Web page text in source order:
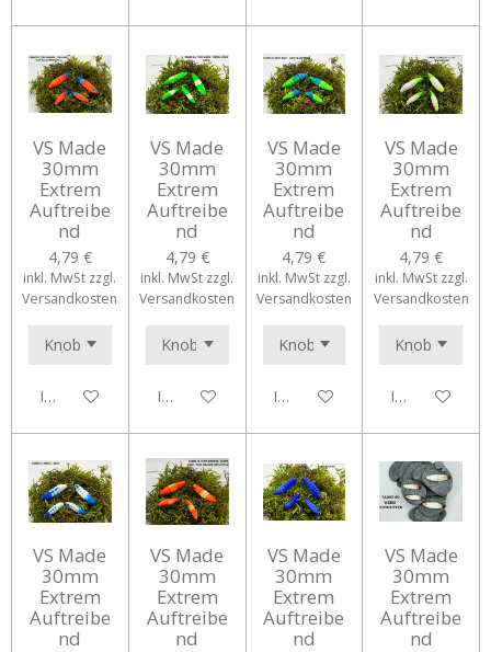
VS Made
30mm
Extrem
Auftreibe
nd
4,79 €
inkl. MwSt zzgl.
Versandkosten
In den Warenkorb
VS Made
30mm
Extrem
Auftreibe
nd
4,79 €
inkl. MwSt zzgl.
Versandkosten
In den Warenkorb
VS Made
30mm
Extrem
Auftreibe
nd
4,79 €
inkl. MwSt zzgl.
Versandkosten
In den Warenkorb
VS Made
30mm
Extrem
Auftreibe
nd
4,79 €
inkl. MwSt zzgl.
Versandkosten
In den
VS Made
30mm
Extrem
Auftreibe
nd
VS Made
30mm
Extrem
Auftreibe
nd
VS Made
30mm
Extrem
Auftreibe
nd
VS Made
30mm
Extrem
Auftreibe
nd